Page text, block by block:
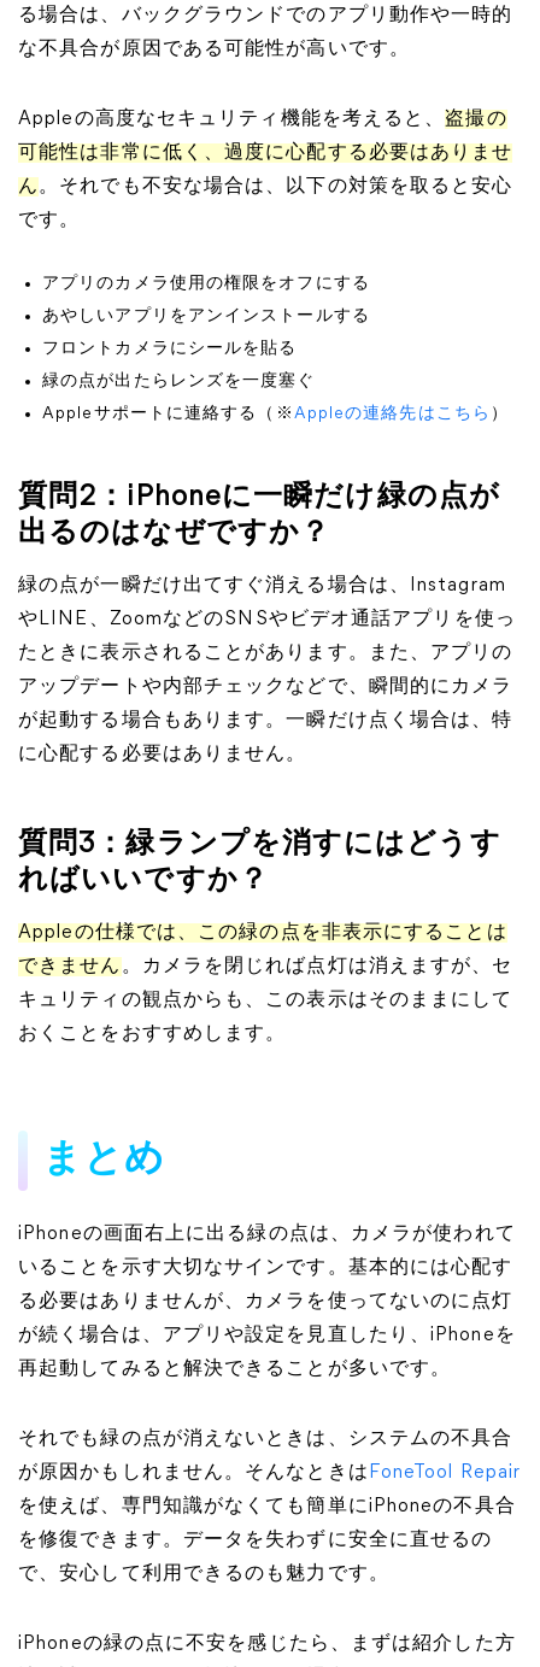
る場合は、バックグラウンドでのアプリ動作や一時的
な不具合が原因である可能性が高いです。
Appleの高度なセキュリティ機能を考えると、 盗撮の
可能性は非常に低く、過度に心配する必要はありませ
ん。それでも不安な場合は、以下の対策を取ると安心
です。
アプリのカメラ使用の権限をオフにする
あやしいアプリをアンインストールする
フロントカメラにシールを貼る
緑の点が出たらレンズを一度塞ぐ
Appleサポートに連絡する（※ Appleの連絡先はこちら ）
質問2：iPhoneに一瞬だけ緑の点が
出るのはなぜですか？
緑の点が一瞬だけ出てすぐ消える場合は、Instagram
やLINE、ZoomなどのSNSやビデオ通話アプリを使っ
たときに表示されることがあります。また、アプリの
アップデートや内部チェックなどで、瞬間的にカメラ
が起動する場合もあります。一瞬だけ点く場合は、特
に心配する必要はありません。
質問3：緑ランプを消すにはどうす
ればいいですか？
Appleの仕様では、この緑の点を非表示にすることは
できません 。カメラを閉じれば点灯は消えますが、セ
キュリティの観点からも、この表示はそのままにして
おくことをおすすめします。
まとめ
iPhoneの画面右上に出る緑の点は、カメラが使われて
いることを示す大切なサインです。基本的には心配す
る必要はありませんが、カメラを使ってないのに点灯
が続く場合は、アプリや設定を見直したり、iPhoneを
再起動してみると解決できることが多いです。
それでも緑の点が消えないときは、システムの不具合
が原因かもしれません。そんなときは FoneTool Repair
を使えば、専門知識がなくても簡単にiPhoneの不具合
を修復できます。データを失わずに安全に直せるの
で、安心して利用できるのも魅力です。
iPhoneの緑の点に不安を感じたら、まずは紹介した方